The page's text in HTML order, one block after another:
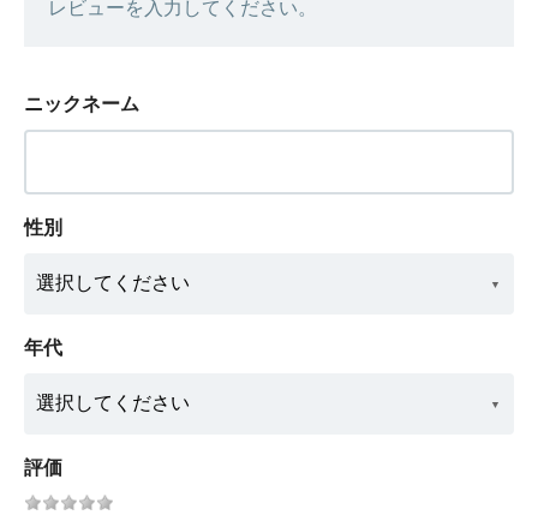
レビューを入力してください。
ニックネーム
性別
年代
評価